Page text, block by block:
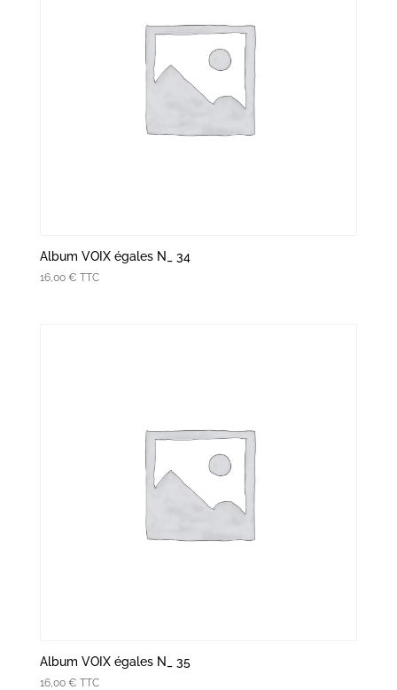
Album VOIX égales N_ 34
16,00 € TTC
Album VOIX égales N_ 35
16,00 € TTC